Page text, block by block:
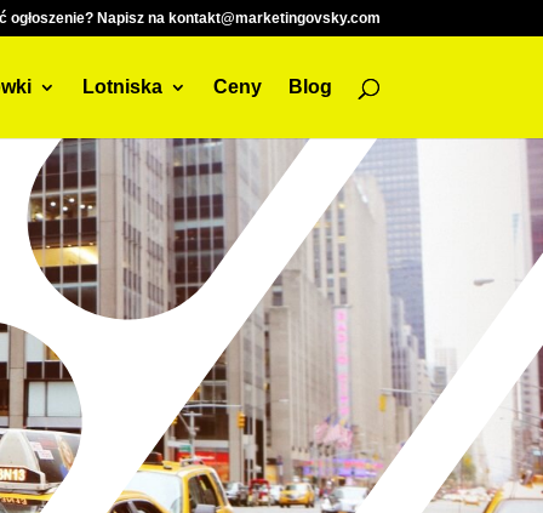
ogłoszenie? Napisz na kontakt@marketingovsky.com
Lotniska Ceny Blog